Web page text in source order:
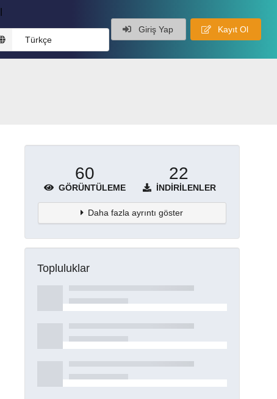
Türkçe
Giriş Yap Kayıt Ol
60
GÖRÜNTÜLEME
22
İNDIRILENLER
Daha fazla ayrıntı göster
Topluluklar